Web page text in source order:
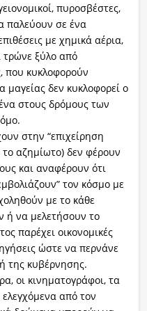
πυροσβέστες,
παλεύουν σε ένα
με χημικά αέρια,
τρώνε ξύλο από
που κυκλοφορούν
μαγείας δεν κυκλοφορεί ο
στους δρόμους των
στην “επιχείρηση
το αζημίωτο) δεν φέρουν
και αναφέρουν ότι
τον κόσμο με
με το κάθε
ή να μελετήσουν το
παρέχει οικονομικές
ώστε να περνάνε
της κυβέρνησης.
οι κινηματογράφοι, τα
από τον